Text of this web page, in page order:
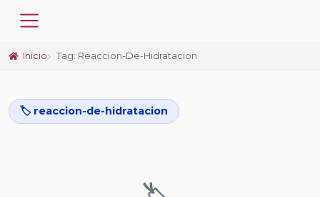
Inicio Tag: Reaccion-De-Hidratacion
🏷️ reaccion-de-hidratacion